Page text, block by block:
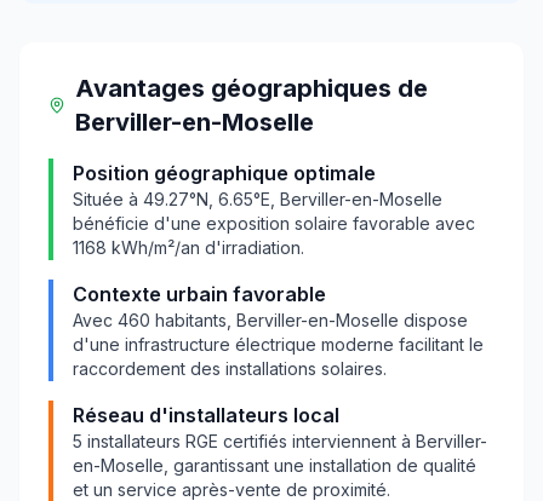
Avantages géographiques de
Berviller-en-Moselle
Position géographique optimale
Située à 49.27°N, 6.65°E, Berviller-en-Moselle
bénéficie d'une exposition solaire favorable avec
1168 kWh/m²/an d'irradiation.
Contexte urbain favorable
Avec 460 habitants, Berviller-en-Moselle dispose
d'une infrastructure électrique moderne facilitant le
raccordement des installations solaires.
Réseau d'installateurs local
5 installateurs RGE certifiés interviennent à Berviller-
en-Moselle , garantissant une installation de qualité
et un service après-vente de proximité.